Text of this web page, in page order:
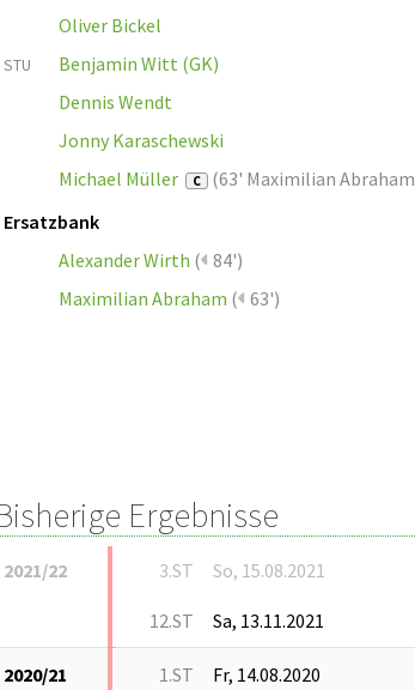
Oliver Bickel
STU
Benjamin Witt (GK)
Dennis Wendt
Jonny Karaschewski
Michael Müller
C (63' Maximilian Abraham
Ersatzbank
Alexander Wirth ( 84')
Maximilian Abraham ( 63')
Ergebnisse
2021/22 3.ST So, 15.08.2021
12.ST Sa, 13.11.2021
2020/21 1.ST Fr, 14.08.2020